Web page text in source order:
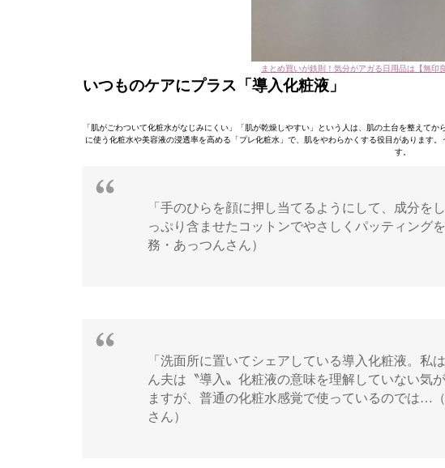
まとめ買いが鉄則！気分がアガる日用品は【無印
いつものケアにプラス「導入化粧液」
「肌がごわついて化粧水がなじみにくい」「肌が乾燥しやすい」という人は、肌の土台を整えて
に使う化粧水や美容液の浸透率を高める「プレ化粧水」で、肌をやわらかくする役目があります
す。
「手のひらを顔に押し当てるようにして、成分を
っぷり含ませたコットンでやさしくパッティング
務・あっつんさん）
「洗面所に置いてシェアしている導入化粧液。私
ん夫は〝導入〟化粧液の意味を理解していない気
ますが、普通の化粧水感覚で使っているのでは…
さん）